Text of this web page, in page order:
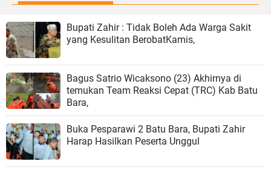
Bupati Zahir : Tidak Boleh Ada Warga Sakit
yang Kesulitan BerobatKamis,
Bagus Satrio Wicaksono (23) Akhirnya di
temukan Team Reaksi Cepat (TRC) Kab Batu
Bara,
Buka Pesparawi 2 Batu Bara, Bupati Zahir
Harap Hasilkan Peserta Unggul